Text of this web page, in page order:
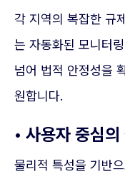
각 지역의 복잡한 규
는 자동화된 모니터
넘어 법적 안정성을
원합니다.
• 사용자 중심
물리적 특성을 기반